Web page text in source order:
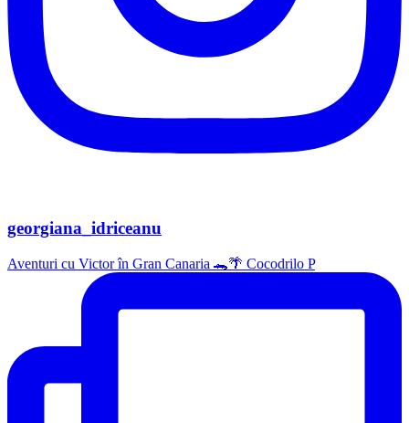
georgiana_idriceanu
Aventuri cu Victor în Gran Canaria 🐊🌴 Cocodrilo P